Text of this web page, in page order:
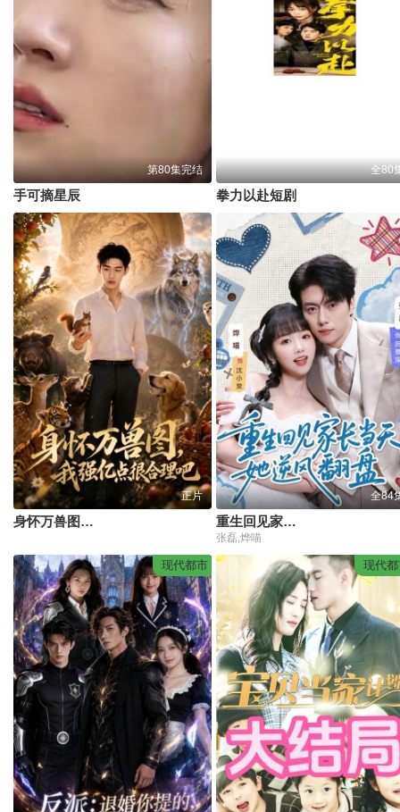
第80集完结
手可摘星辰
全80
拳力以赴短剧
正片
身怀万兽图，我强化点很合理吧
全84
重生回见家长当天，她逆风翻盘
张磊,烨喵
现代都市 现代